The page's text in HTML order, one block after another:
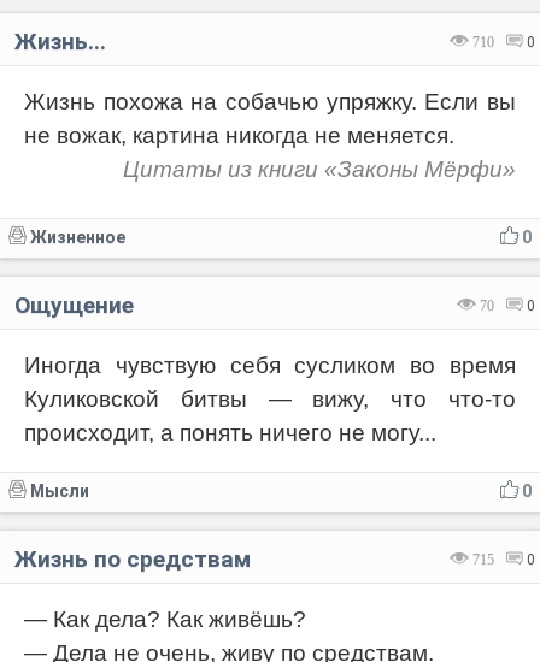
710 0
Жизнь...
Жизнь похожа на собачью упряжку. Если вы
не вожак, картина никогда не меняется.
Цитаты из книги «Законы Мёрфи»
0
Жизненное
70 0
Ощущение
Иногда чувствую себя сусликом во время
Куликовской битвы — вижу, что что-то
происходит, а понять ничего не могу...
0
Мысли
715 0
Жизнь по средствам
— Как дела? Как живёшь?
— Дела не очень, живу по средствам.